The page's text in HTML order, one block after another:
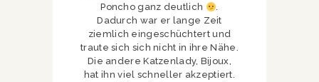
Poncho ganz deutlich
.
Dadurch war er lange Zeit
ziemlich eingeschüchtert und
traute sich sich nicht in ihre Nähe.
Die andere Katzenlady, Bijoux,
hat ihn viel schneller akzeptiert.